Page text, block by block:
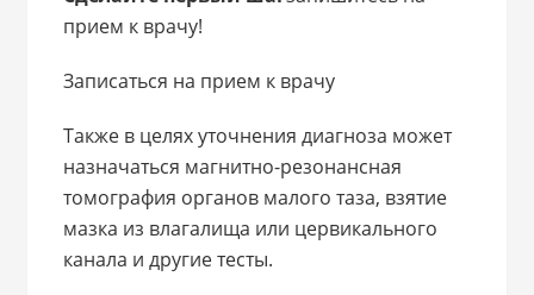
прием к врачу!
Записаться на прием к врачу
Также в целях уточнения диагноза может
назначаться магнитно-резонансная
томография органов малого таза, взятие
мазка из влагалища или цервикального
канала и другие тесты.